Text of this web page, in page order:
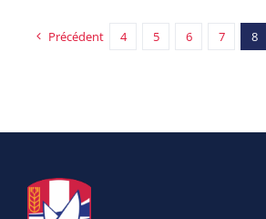
Précédent 4 5 6 7 8